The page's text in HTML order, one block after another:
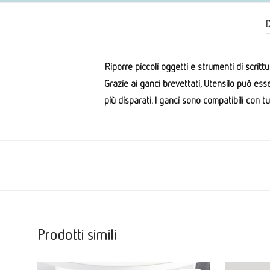
Riporre piccoli oggetti e strumenti di
Grazie ai ganci brevettati, Utensilo può
più disparati. I ganci sono compatibili con
Prodotti simili